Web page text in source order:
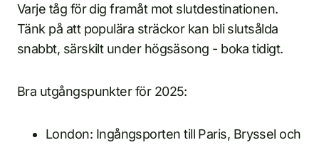
Varje tåg för dig framåt mot slutdestinationen.
Tänk på att populära sträckor kan bli slutsålda
snabbt, särskilt under högsäsong - boka tidigt.
Bra utgångspunkter för 2025:
London: Ingångsporten till Paris, Bryssel och